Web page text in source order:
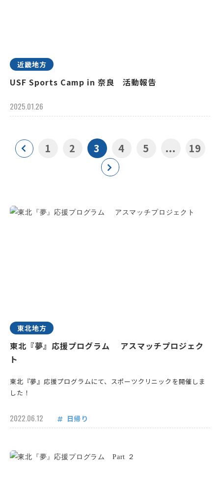
近畿地方
USF Sports Camp in 奈良 活動報告
2025.01.26
1 2 3 4 5 ... 19
東北地方
東北『夢』応援プログラム アスマッチプロジェク
ト
東北『夢』応援プログラムにて、スポーツクリニックを開催しま
した！
2022.06.12 日帰り